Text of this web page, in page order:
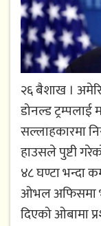
२६ बैशाख ।
डोनल्ड ट्रम्पलाई
सल्लाहकारमा
हाउसले पुष्टी
४८ घण्टा भन्दा
ओभल अफिसमा
दिएको ओबामा